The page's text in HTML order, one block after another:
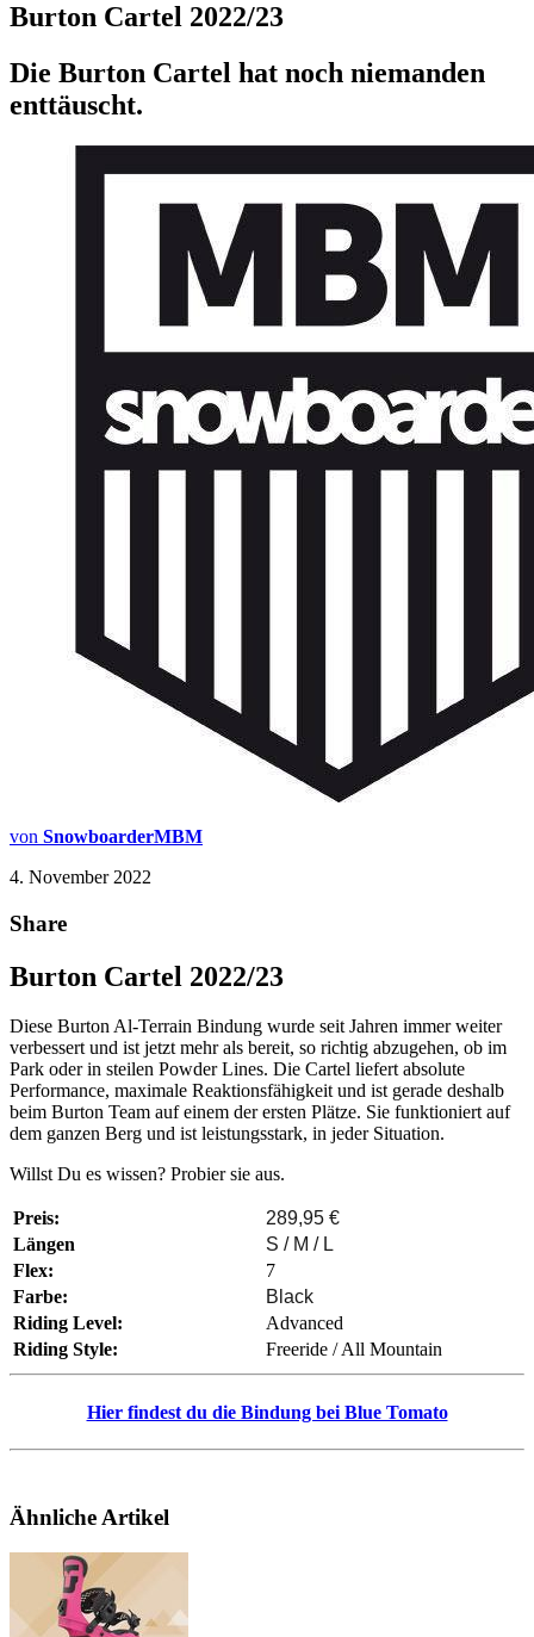
Burton Cartel 2022/23
Die Burton Cartel hat noch niemanden
enttäuscht.
von SnowboarderMBM
4. November 2022
Share
Burton Cartel 2022/23
Diese BurtonAl-Terrain Bindung wurde seit Jahren immer weiter
verbessert und ist jetzt mehr als bereit, so richtig abzugehen, ob im
Park oder in steilen Powder Lines. Die Cartel liefert absolute
Performance, maximale Reaktionsfähigkeit und ist gerade deshalb
beim Burton Team auf einem der ersten Plätze. Sie funktioniert auf
dem ganzen Berg und ist leistungsstark, in jeder Situation.
Willst Du es wissen? Probier sie aus.
Preis:
289,95 €
Längen
S / M / L
Flex:
7
Farbe:
Black
Riding Level:
Advanced
Riding Style:
Freeride / All Mountain
Hier findest du die Bindung bei Blue Tomato
Ähnliche Artikel